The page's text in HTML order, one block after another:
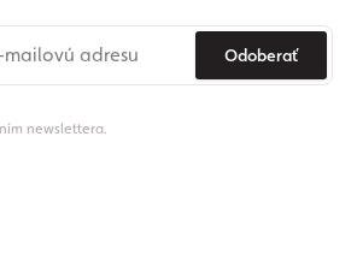
Odoberať
newslettera.